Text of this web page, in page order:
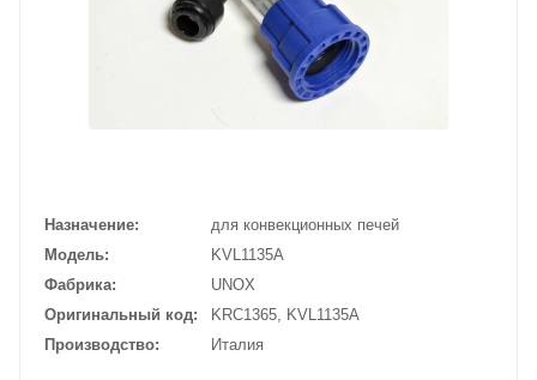
Назначение
для конвекционных печей
Модель
KVL1135A
Фабрика
UNOX
Оригинальный код
KRC1365, KVL1135A
Производство
Италия